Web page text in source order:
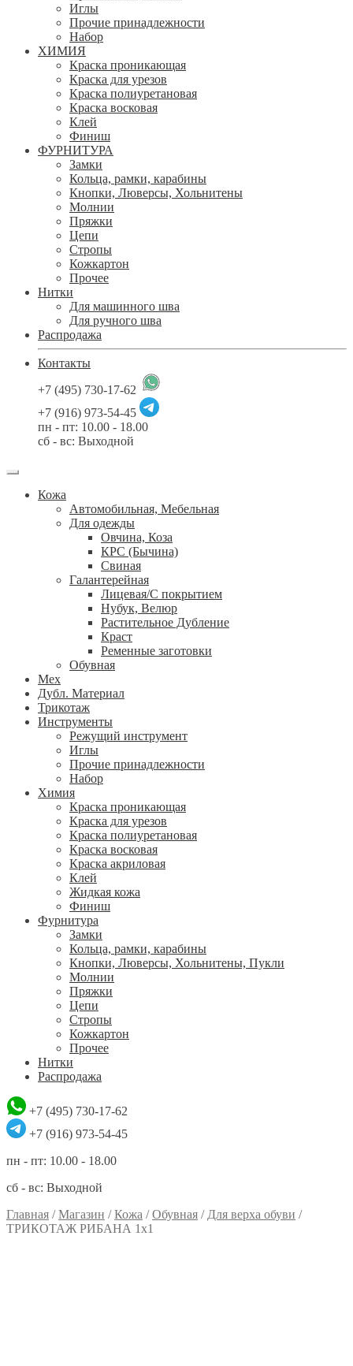
Иглы
Прочие принадлежности
Набор
ХИМИЯ
Краска проникающая
Краска для урезов
Краска полиуретановая
Краска восковая
Клей
Финиш
ФУРНИТУРА
Замки
Кольца, рамки, карабины
Кнопки, Люверсы, Хольнитены
Молнии
Пряжки
Цепи
Стропы
Кожкартон
Прочее
Нитки
Для машинного шва
Для ручного шва
Распродажа
Контакты
+7 (495) 730-17-62
+7 (916) 973-54-45
пн - пт: 10.00 - 18.00
сб - вс: Выходной
Кожа
Автомобильная, Мебельная
Для одежды
Овчина, Коза
КРС (Бычина)
Свиная
Галантерейная
Лицевая/С покрытием
Нубук, Велюр
Растительное Дубление
Краст
Ременные заготовки
Обувная
Мех
Дубл. Материал
Трикотаж
Инструменты
Режущий инструмент
Иглы
Прочие принадлежности
Набор
Химия
Краска проникающая
Краска для урезов
Краска полиуретановая
Краска восковая
Краска акриловая
Клей
Жидкая кожа
Финиш
Фурнитура
Замки
Кольца, рамки, карабины
Кнопки, Люверсы, Хольнитены, Пукли
Молнии
Пряжки
Цепи
Стропы
Кожкартон
Прочее
Нитки
Распродажа
+7 (495) 730-17-62
+7 (916) 973-54-45
пн - пт: 10.00 - 18.00
сб - вс: Выходной
Главная /Магазин /Кожа /Обувная / Для верха обуви /
ТРИКОТАЖ РИБАНА 1х1